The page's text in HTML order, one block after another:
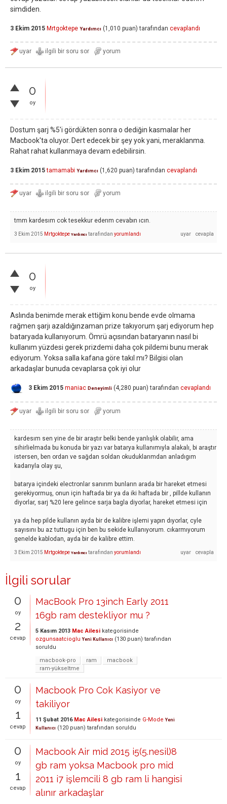
simdiden.
3 Ekim 2015 Mrtgoktepe Yardımcı (1,010 puan) tarafından cevaplandı
0
oy
Dostum şarj %5'i gördükten sonra o dediğin kasmalar her
Macbook'ta oluyor. Dert edecek bir şey yok yani, meraklanma.
Rahat rahat kullanmaya devam edebilirsin.
3 Ekim 2015 tamamabi Yardımcı (1,620 puan) tarafından cevaplandı
tmm kardesım cok tesekkur ederım cevabın ıcın.
3 Ekim 2015 Mrtgoktepe Yardımcı tarafından yorumlandı
0
oy
Aslında benimde merak ettiğim konu bende evde olmama
rağmen şarjı azaldığınzaman prize takıyorum şarj ediyorum hep
bataryada kullanıyorum. Ömrü açısından bataryanın nasıl bi
kullanım yüzdesi gerek prizdemi daha çok pildemi bunu merak
ediyorum. Yoksa salla kafana göre takıl mı? Bilgisi olan
arkadaşlar bunuda cevaplarsa çok iyi olur
3 Ekim 2015 maniac Deneyimli (4,280 puan) tarafından cevaplandı
kardesım sen yine de bir araştır belki bende yanlışlık olabilir, ama
sihirlielmada bu konuda bir yazı var batarya kullanımıyla alakalı, bi araştır
istersen, ben ordan ve sağdan soldan okuduklarımdan anladıgım
kadarıyla olay şu,
batarya içindeki electronlar sanırım bunların arada bir hareket etmesi
gerekiyormuş, onun için haftada bir ya da iki haftada bir , pillde kullanın
diyorlar, sarj %20 lere gelince sarja bagla diyorlar, hareket etmesi için
ya da hep pilde kullanın ayda bir de kalibre işlemi yapın dıyorlar, cyle
sayısını bu az tuttugu için ben bu sekide kullanıyorum. cıkarmıyorum
genelde kablodan, ayda bir de kalibre ettim.
3 Ekim 2015 Mrtgoktepe Yardımcı tarafından yorumlandı
İlgili sorular
0
oy
2
cevap
MacBook Pro 13inch Early 2011
16gb ram destekliyor mu ?
5 Kasım 2013 Mac Ailesi kategorisinde
ozgunsaatcioglu Yeni Kullanıcı (130 puan) tarafından
soruldu
macbook-pro
ram
macbook
ram-yükseltme
0
oy
1
cevap
Macbook Pro Cok Kasiyor ve
takiliyor
11 Şubat 2016 Mac Ailesi kategorisinde G-Mode Yeni
Kullanıcı (120 puan) tarafından soruldu
0
oy
1
cevap
Macbook Air mid 2015 i5(5.nesil)8
gb ram yoksa Macbook pro mid
2011 i7 işlemcili 8 gb ram li hangisi
alınır arkadaşlar